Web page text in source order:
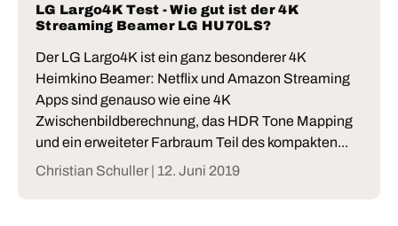
LG Largo4K Test - Wie gut ist der 4K
Streaming Beamer LG HU70LS?
Der LG Largo4K ist ein ganz besonderer 4K
Heimkino Beamer: Netflix und Amazon Streaming
Apps sind genauso wie eine 4K
Zwischenbildberechnung, das HDR Tone Mapping
und ein erweiteter Farbraum Teil des kompakten...
Christian Schuller | 12. Juni 2019